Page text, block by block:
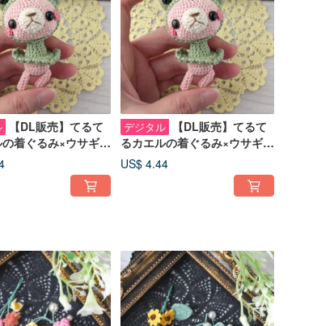
【DL販売】てるて
の着ぐるみ×ウサギ
【英語】
デジタル
【DL販売】てるて
るカエルの着ぐるみ×ウサギ
あみぐるみ【日本語】
US$ 4.44